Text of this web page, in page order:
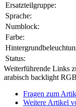
Ersatzteilgruppe:
Sprache:
Numblock:
Farbe:
Status:
Weiterführende Links
arabisch backlight
Fragen zum
Weitere Artikel